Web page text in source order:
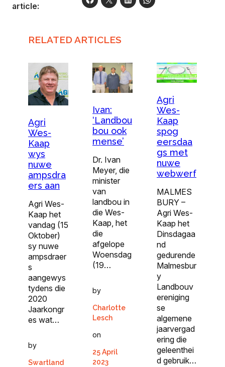
article:
RELATED ARTICLES
Agri
Wes-
Kaap
wys
nuwe
ampsdra
ers aan
Agri Wes-
Kaap het
vandag (15
Oktober)
sy nuwe
ampsdraer
s
aangewys
tydens die
2020
Jaarkongr
es wat…
by
Swartland
Ivan:
‘Landbou
bou ook
mense’
Dr. Ivan
Meyer, die
minister
van
landbou in
die Wes-
Kaap, het
die
afgelope
Woensdag
(19…
by
Charlotte
Lesch
on
25 April
2023
Agri
Wes-
Kaap
spog
eersdaa
gs met
nuwe
webwerf
MALMES
BURY –
Agri Wes-
Kaap het
Dinsdagaa
nd
gedurende
Malmesbur
y
Landbouv
ereniging
se
algemene
jaarvergad
ering die
geleenthei
d gebruik…